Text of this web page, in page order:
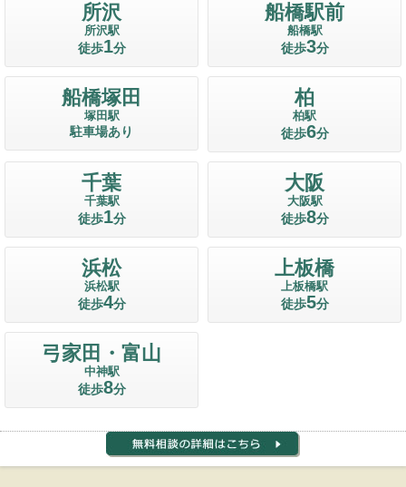
所沢
所沢駅
徒歩1分
船橋駅前
船橋駅
徒歩3分
船橋塚田
塚田駅
駐車場あり
柏
柏駅
徒歩6分
千葉
千葉駅
徒歩1分
大阪
大阪駅
徒歩8分
浜松
浜松駅
徒歩4分
上板橋
上板橋駅
徒歩5分
弓家田・富山
中神駅
徒歩8分